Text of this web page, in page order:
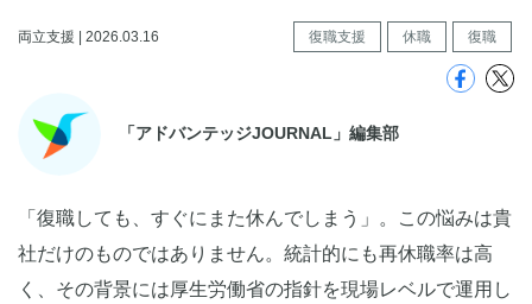
両立支援 | 2026.03.16 復職支援 休職 復職
「アドバンテッジJOURNAL」編集部
「復職しても、すぐにまた休んでしまう」。この悩みは貴
社だけのものではありません。統計的にも再休職率は高
く、その背景には厚生労働省の指針を現場レベルで運用し